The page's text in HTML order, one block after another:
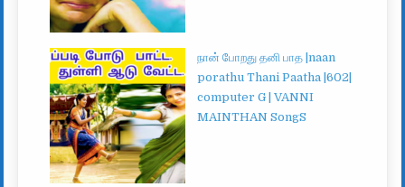
நான் போறது தனி பாத |naan
porathu Thani Paatha |602|
computer G | VANNI
MAINTHAN SongS